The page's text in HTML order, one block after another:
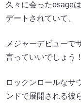
久々に会ったosage
デートされていて、
メジャーデビューで
言っていいでしょう！
ロックンロールなサ
ンドで展開される彼